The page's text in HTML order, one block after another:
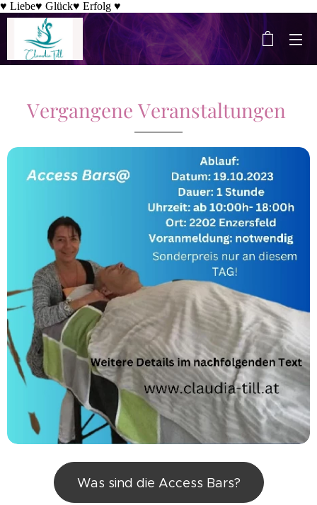
♥ Liebe♥ Glück♥ Erfolg ♥
Vergangene Veranstaltungen
Was sind die Access Bars?